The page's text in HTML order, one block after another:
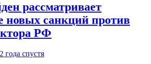
рассматривает
новых санкций против
РФ
2 года спустя